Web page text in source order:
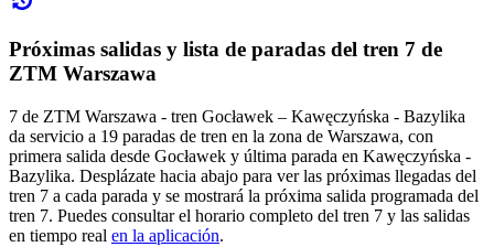
Próximas salidas y lista de paradas del tren 7 de
ZTM Warszawa
7 de ZTM Warszawa - tren Gocławek – Kawęczyńska - Bazylika
da servicio a 19 paradas de tren en la zona de Warszawa, con
primera salida desde Gocławek y última parada en Kawęczyńska -
Bazylika. Desplázate hacia abajo para ver las próximas llegadas del
tren 7 a cada parada y se mostrará la próxima salida programada del
tren 7. Puedes consultar el horario completo del tren 7 y las salidas
en tiempo real en la aplicación.